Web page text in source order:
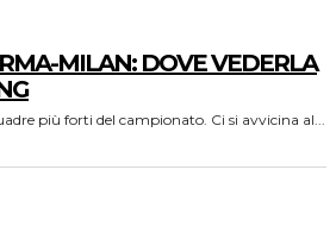
MILAN: DOVE VEDERLA
più forti del campionato. Ci si avvicina al...